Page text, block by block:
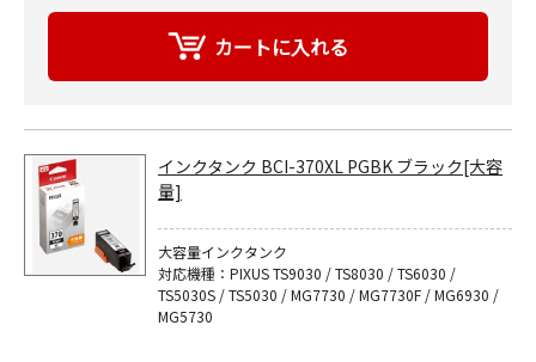
インクタンク BCI-370XL PGBK ブラック[大容
量]
大容量インクタンク
対応機種：PIXUS TS9030 / TS8030 / TS6030 /
TS5030S / TS5030 / MG7730 / MG7730F / MG6930 /
MG5730